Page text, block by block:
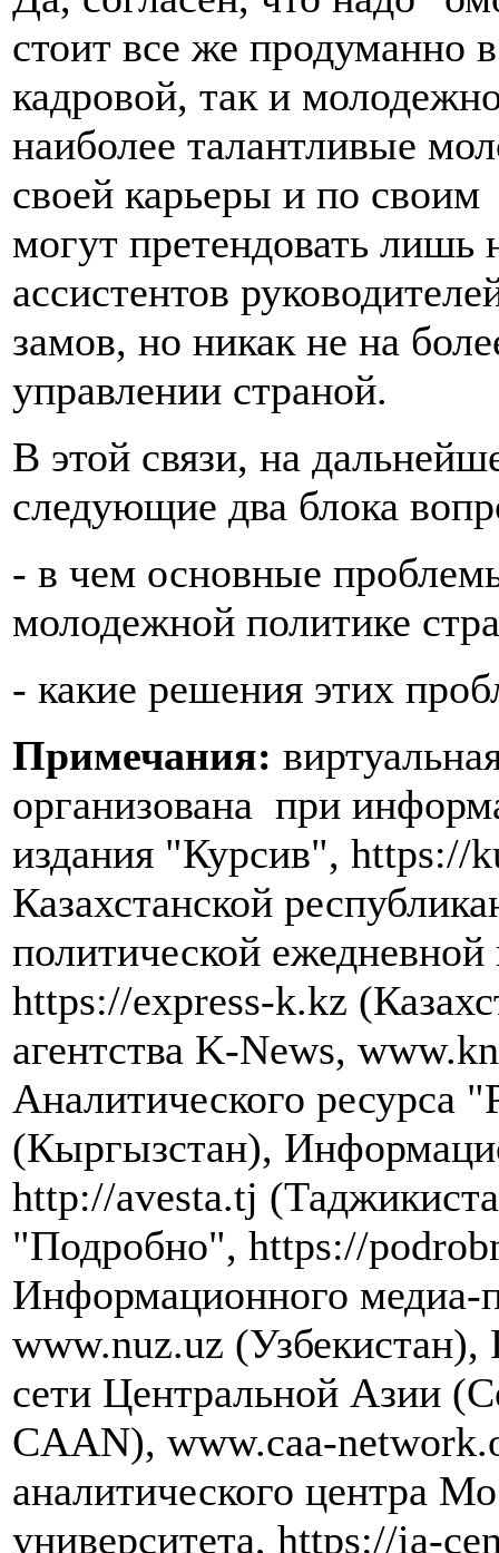
стоит все же продуманно
кадровой, так и
наиболее талантливые
своей карьеры и по
могут претендовать
ассистентов
замов, но никак не на
управлении страной.
В этой связи, на
следующие два блока
- в чем основные
молодежной политике
- какие решения этих
Примечания:
организована при
издания "Курсив", https://
Казахстанской
политической
https://express-k.kz
агентства K-News,
Аналитического ресурса
(Кыргызстан),
http://avesta.tj
"Подробно", https://
Информационного медиа-
www.nuz.uz (Узбекистан),
сети Центральной Азии
CAAN), www.caa-
аналитического центра
университета, https://ia-